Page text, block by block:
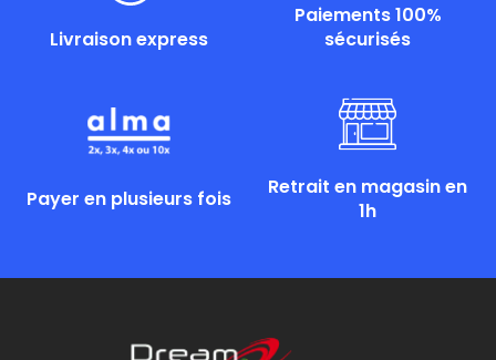
Livraison express
Paiements 100%
sécurisés
Payer en plusieurs fois
Retrait en magasin en
1h